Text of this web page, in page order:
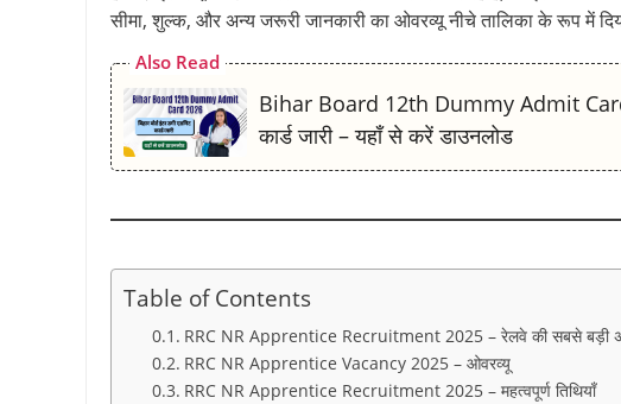
o
p
p
a
s
e
n
सीमा, शुल्क, और अन्य जरूरी जानकारी का ओवरव्यू नीचे तालिका के रूप में
Also Read
Bihar Board 12th Dummy Admit Card
कार्ड जारी – यहाँ से करें डाउनलोड
Table of Contents
RRC NR Apprentice Recruitment 2025 – रेलवे की सबसे बड़ी
RRC NR Apprentice Vacancy 2025 – ओवरव्यू
RRC NR Apprentice Recruitment 2025 – महत्वपूर्ण तिथियाँ